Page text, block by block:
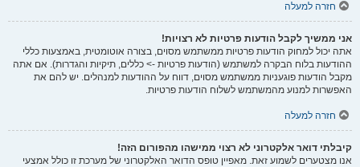
חזרה למעלה
אני ממשיך לקבל הודעות פרטיות לא רצויות!
אתה יכול למחוק הודעות פרטיות ממשתמש מסוים, בצורה אוטומטית, באמצעות כללי
ההודעות בלוח הבקרה למשתמש (הודעות פרטיות -> כללים, תיקיות והגדרות). אם אתה
מקבל הודעות פוגעניות ממשתמש מסוים, דווח על ההודעות למנהלים. יש להם את
האפשרות למנוע מהמשתמש לשלוח הודעות פרטיות.
חזרה למעלה
קיבלתי דואר אלקטרוני לא רצוי ממישהו מהפורום הזה!
אנו מצטערים לשמוע זאת. מאפיין טופס הדואר האלקטרוני של מערכת זו כולל אמצעי